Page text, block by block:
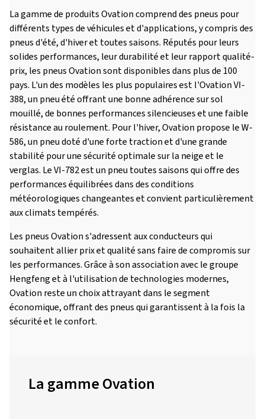
La gamme de produits Ovation comprend des pneus pour
différents types de véhicules et d'applications, y compris des
pneus d'été, d'hiver et toutes saisons. Réputés pour leurs
solides performances, leur durabilité et leur rapport qualité-
prix, les pneus Ovation sont disponibles dans plus de 100
pays. L'un des modèles les plus populaires est l'Ovation VI-
388, un pneu été offrant une bonne adhérence sur sol
mouillé, de bonnes performances silencieuses et une faible
résistance au roulement. Pour l'hiver, Ovation propose le W-
586, un pneu doté d'une forte traction et d'une grande
stabilité pour une sécurité optimale sur la neige et le
verglas. Le VI-782 est un pneu toutes saisons qui offre des
performances équilibrées dans des conditions
météorologiques changeantes et convient particulièrement
aux climats tempérés.
Les pneus Ovation s'adressent aux conducteurs qui
souhaitent allier prix et qualité sans faire de compromis sur
les performances. Grâce à son association avec le groupe
Hengfeng et à l'utilisation de technologies modernes,
Ovation reste un choix attrayant dans le segment
économique, offrant des pneus qui garantissent à la fois la
sécurité et le confort.
La gamme Ovation